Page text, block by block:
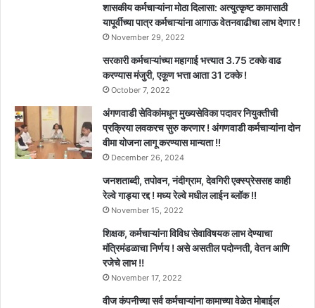
शासकीय कर्मचाऱ्यांना मोठा दिलासा: अत्युत्कृष्ट कामासाठी
यापूर्वीच्या पात्र कर्मचाऱ्यांना आगाऊ वेतनवाढीचा लाभ देणार !
November 29, 2022
सरकारी कर्मचाऱ्यांच्या महागाई भत्त्यात 3.75 टक्के वाढ
करण्यास मंजुरी, एकूण भत्ता आता 31 टक्के !
October 7, 2022
अंगणवाडी सेविकांमधून मुख्यसेविका पदावर नियुक्तीची
प्रक्रिया लवकरच सुरु करणार ! अंगणवाडी कर्मचाऱ्यांना दोन
वीमा योजना लागू करण्यास मान्यता !!
December 26, 2024
जनशताब्दी, तपोवन, नंदीग्राम, देवगिरी एक्स्प्रेससह काही
रेल्वे गाड्या रद्द ! मध्य रेल्वे मधील लाईन ब्लॉक !!
November 15, 2022
शिक्षक, कर्मचाऱ्यांना विविध सेवाविषयक लाभ देण्याचा
मंत्रिमंडळाचा निर्णय ! असे असतील पदोन्नती, वेतन आणि
रजेचे लाभ !!
November 17, 2022
वीज कंपनीच्या सर्व कर्मचाऱ्यांना कामाच्या वेळेत मोबाईल